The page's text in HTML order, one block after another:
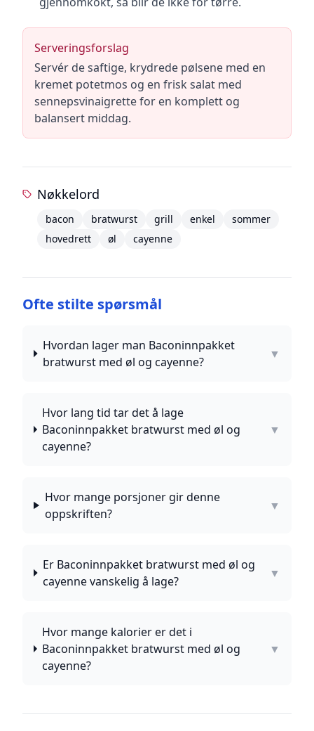
Serveringsforslag
Servér de saftige, krydrede pølsene med en
kremet potetmos og en frisk salat med
sennepsvinaigrette for en komplett og
balansert middag.
Nøkkelord
bacon bratwurst grill enkel
sommer
hovedrett
øl cayenne
Ofte stilte spørsmål
Hvordan lager man Baconinnpakket
bratwurst med øl og cayenne?
▼
Hvor lang tid tar det å lage
Baconinnpakket bratwurst med øl og
cayenne?
▼
Hvor mange porsjoner gir denne
oppskriften?
▼
Er Baconinnpakket bratwurst med øl og
cayenne vanskelig å lage?
▼
Hvor mange kalorier er det i
Baconinnpakket bratwurst med øl og
cayenne?
▼